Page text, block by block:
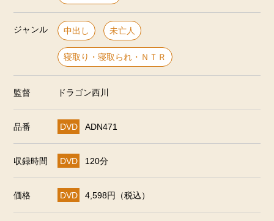
ジャンル 中出し 未亡人
寝取り・寝取られ・ＮＴＲ
監督 ドラゴン西川
品番 DVD ADN471
収録時間 DVD 120分
価格 DVD 4,598円（税込）